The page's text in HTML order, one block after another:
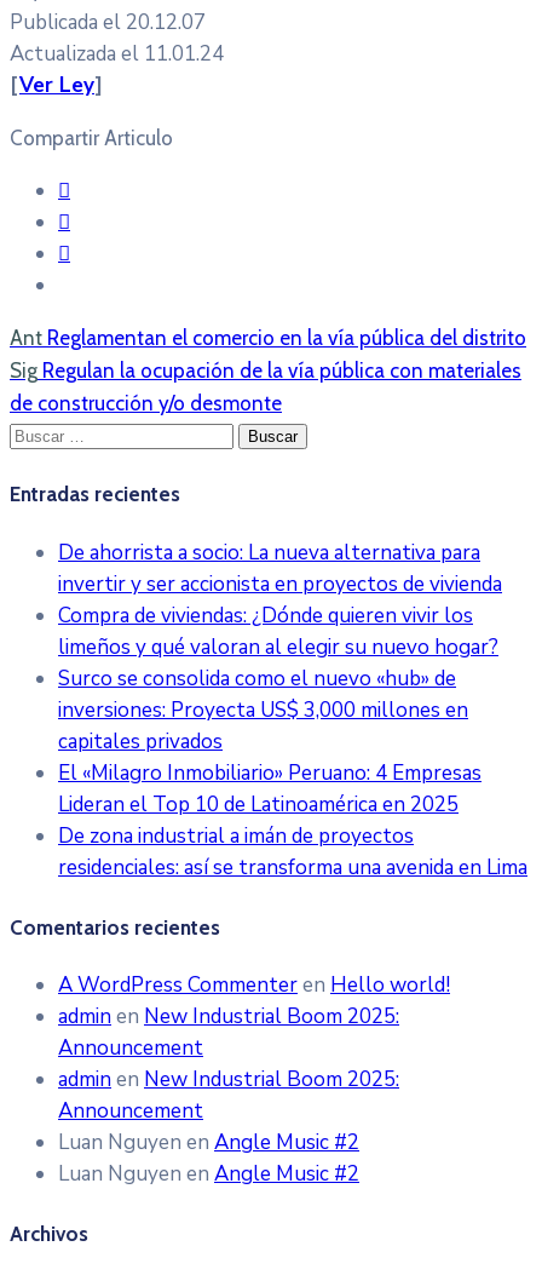
Publicada el 20.12.07
Actualizada el 11.01.24
[Ver Ley]
Compartir Articulo
Ant Reglamentan el comercio en la vía pública del distrito
Sig Regulan la ocupación de la vía pública con materiales
de construcción y/o desmonte
Buscar:
Entradas recientes
De ahorrista a socio: La nueva alternativa para
invertir y ser accionista en proyectos de vivienda
Compra de viviendas: ¿Dónde quieren vivir los
limeños y qué valoran al elegir su nuevo hogar?
Surco se consolida como el nuevo «hub» de
inversiones: Proyecta US$ 3,000 millones en
capitales privados
El «Milagro Inmobiliario» Peruano: 4 Empresas
Lideran el Top 10 de Latinoamérica en 2025
De zona industrial a imán de proyectos
residenciales: así se transforma una avenida en Lima
Comentarios recientes
A WordPress Commenteren Hello world!
adminen New Industrial Boom 2025:
Announcement
adminen New Industrial Boom 2025:
Announcement
Luan Nguyen en Angle Music #2
Luan Nguyen en Angle Music #2
Archivos